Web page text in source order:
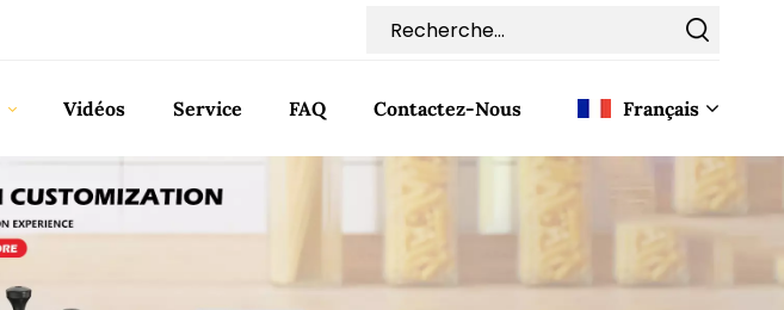
Vidéos Service FAQ Contactez-Nous Français
English
Français